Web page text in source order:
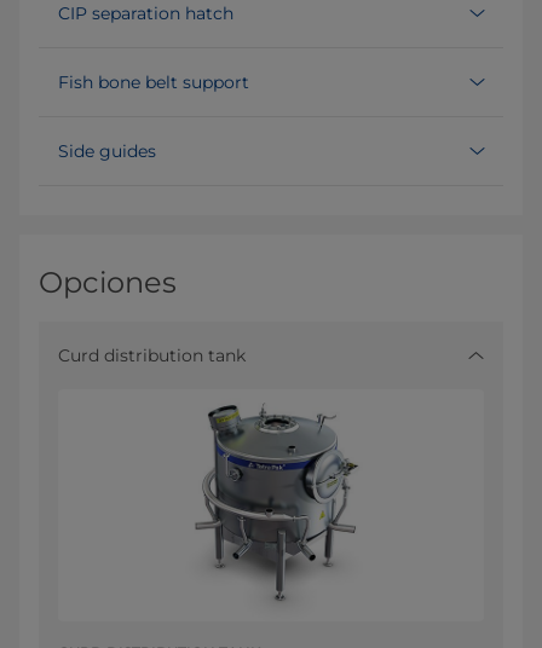
CIP separation hatch
Fish bone belt support
Side guides
Opciones
Curd distribution tank